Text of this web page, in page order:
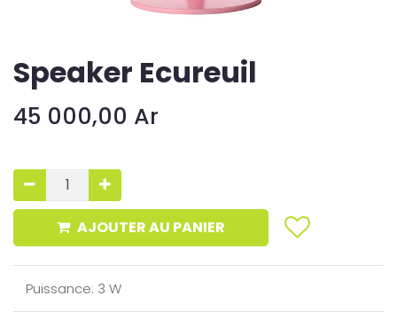
Speaker Ecureuil
45 000,00 Ar
AJOUTER AU PANIER
Puissance: 3 W